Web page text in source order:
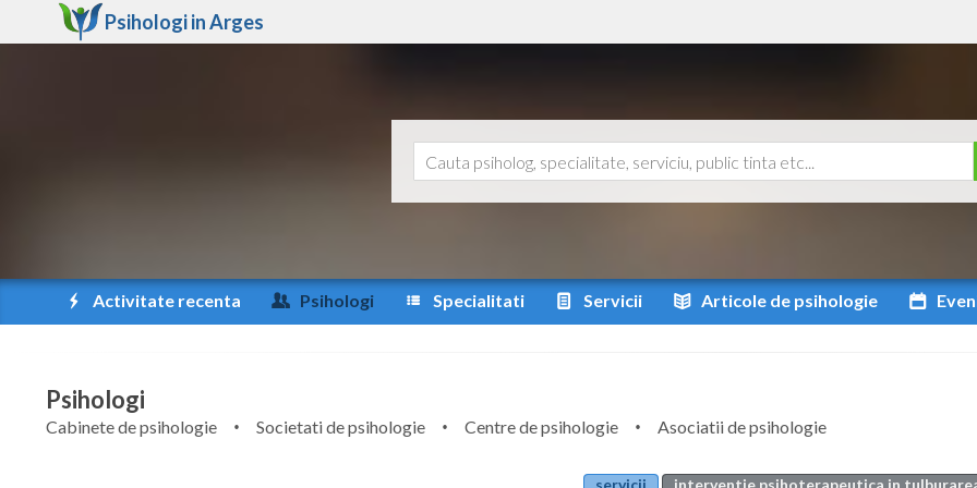
Psihologi inArges
Activitate recenta Psihologi Specialitati Servicii Articole de psihologie
Psihologi
Cabinete de psihologie Societati de psihologie Centre de psihologie
Asociatii de psihologie
servicii
interventie psihoterapeutica in